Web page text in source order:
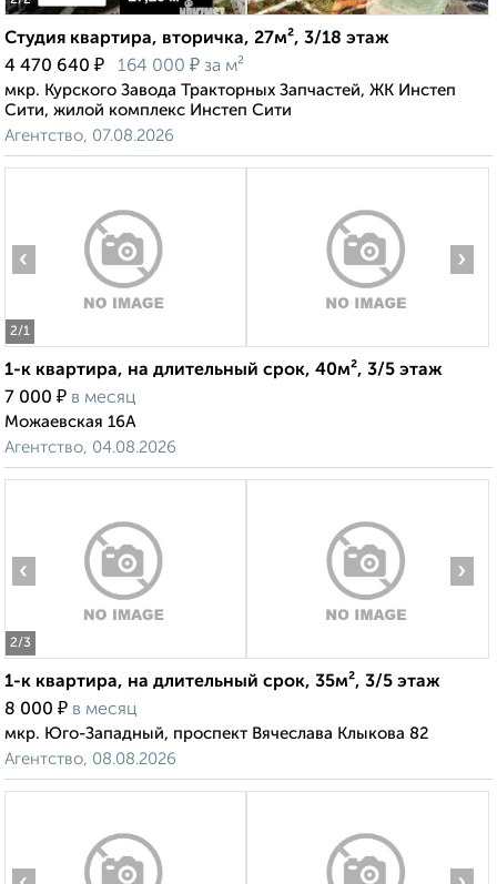
Студия квартира, вторичка, 27м², 3/18 этаж
4 470 640 ₽ 164 000 ₽ за м²
мкр. Курского Завода Тракторных Запчастей, ЖК Инстеп
Сити, жилой комплекс Инстеп Сити
Агентство, 07.08.2026
2/1
‹ ›
1-к квартира, на длительный срок, 40м², 3/5 этаж
7 000 ₽ в месяц
Можаевская 16А
Агентство, 04.08.2026
2/3
‹ ›
1-к квартира, на длительный срок, 35м², 3/5 этаж
8 000 ₽ в месяц
мкр. Юго-Западный, проспект Вячеслава Клыкова 82
Агентство, 08.08.2026